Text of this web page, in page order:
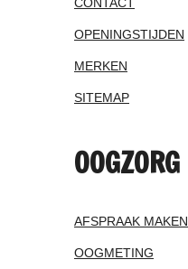
OPENINGSTIJDEN
MERKEN
SITEMAP
OOGZORG
AFSPRAAK MAKEN
OOGMETING